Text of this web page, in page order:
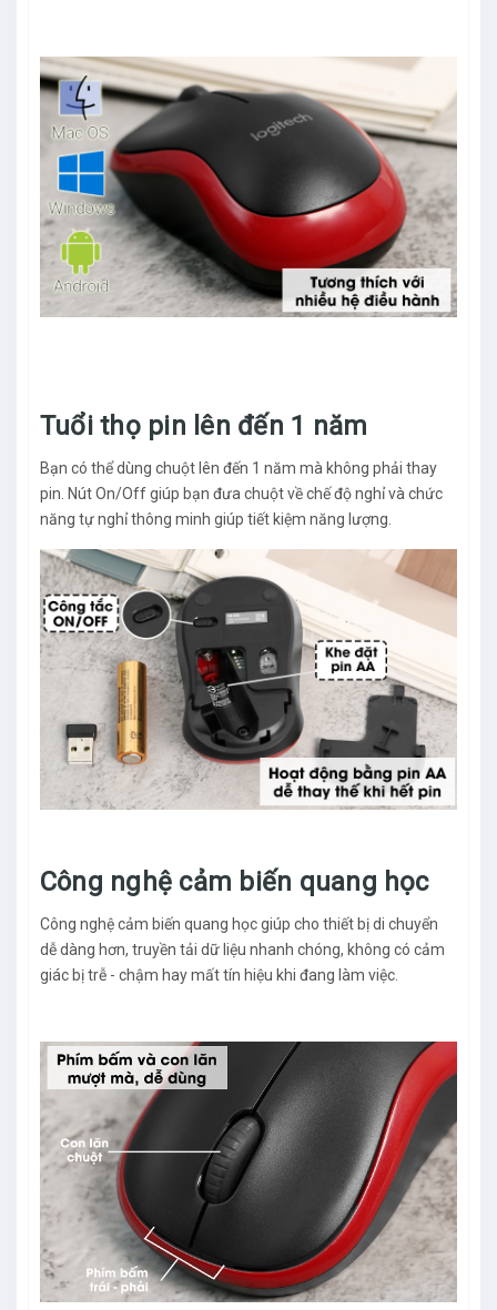
Tuổi thọ pin lên đến 1 năm
Bạn có thể dùng chuột lên đến 1 năm mà không phải thay
pin. Nút On/Off giúp bạn đưa chuột về chế độ nghỉ và chức
năng tự nghỉ thông minh giúp tiết kiệm năng lượng.
Công nghệ cảm biến quang học
Công nghệ cảm biến quang học giúp cho thiết bị di chuyển
dễ dàng hơn, truyền tải dữ liệu nhanh chóng, không có cảm
giác bị trễ - chậm hay mất tín hiệu khi đang làm việc.